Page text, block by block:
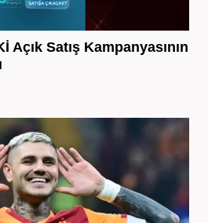
Açık Satış Kampanyasının